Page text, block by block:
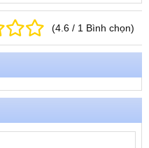
(4.6 / 1 Bình chọn)